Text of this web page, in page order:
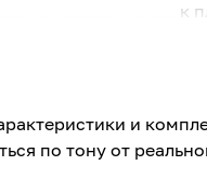
к
и
по тону от